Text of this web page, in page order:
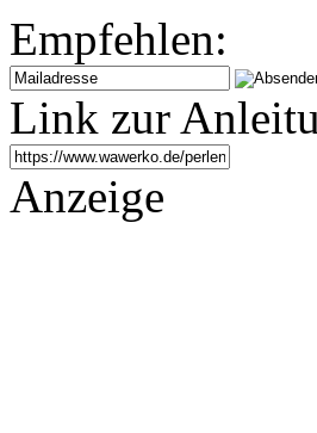
Empfehlen:
Link zur
Anzeige